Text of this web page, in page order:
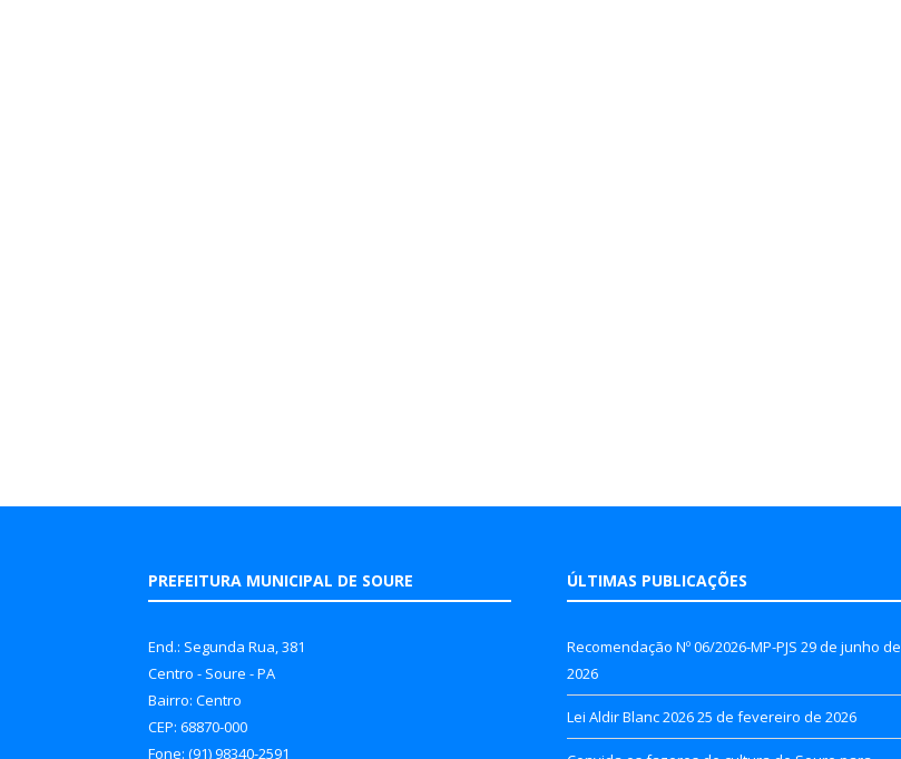
PREFEITURA MUNICIPAL DE SOURE
End.: Segunda Rua, 381
Centro - Soure - PA
Bairro: Centro
CEP: 68870-000
Fone: (91) 98340-2591
ÚLTIMAS PUBLICAÇÕES
Recomendação Nº 06/2026-MP-PJS 29 de junho de
2026
Lei Aldir Blanc 202625 de fevereiro de 2026